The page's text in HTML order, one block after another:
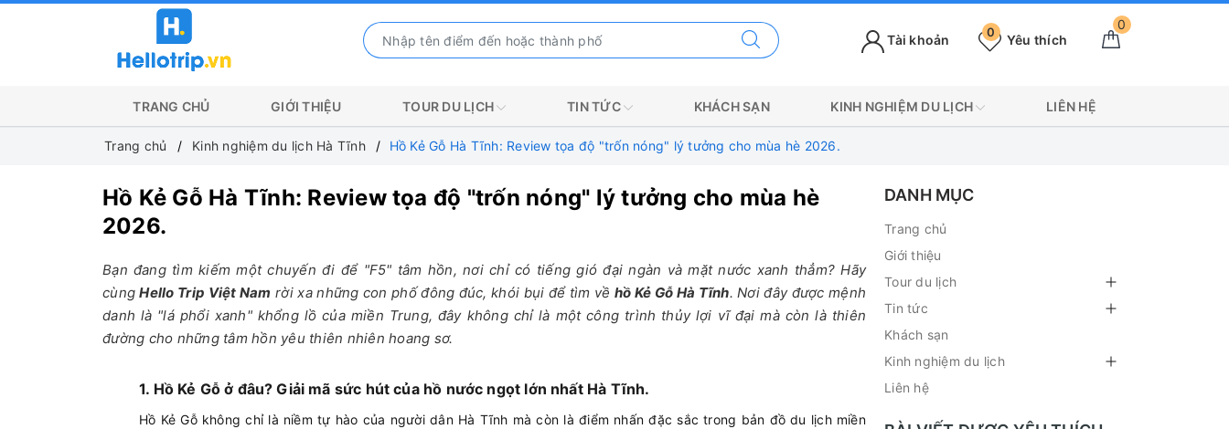
0
Yêu thích
0
Tài khoản
TRANG CHỦ GIỚI THIỆU TOUR DU LỊCH TIN TỨC KHÁCH SẠN KINH NGHIỆM DU LỊCH LIÊN HỆ
Trang chủ Kinh nghiệm du lịch Hà Tĩnh Hồ Kẻ Gỗ Hà Tĩnh: Review tọa độ "trốn nóng" lý tưởng cho mùa hè 2026.
Hồ Kẻ Gỗ Hà Tĩnh: Review tọa độ "trốn nóng" lý tưởng cho mùa hè
2026.
Bạn đang tìm kiếm một chuyến đi để "F5" tâm hồn, nơi chỉ có tiếng gió đại ngàn và mặt nước xanh thẳm? Hãy
cùngHello Trip Việt Nam rời xa những con phố đông đúc, khói bụi để tìm về hồ Kẻ Gỗ Hà Tĩnh. Nơi đây được mệnh
danh là "lá phổi xanh" khổng lồ của miền Trung, đây không chỉ là một công trình thủy lợi vĩ đại mà còn là thiên
đường cho những tâm hồn yêu thiên nhiên hoang sơ.
1. Hồ Kẻ Gỗ ở đâu? Giải mã sức hút của hồ nước ngọt lớn nhất Hà Tĩnh.
Hồ Kẻ Gỗ không chỉ là niềm tự hào của người dân Hà Tĩnh mà còn là điểm nhấn đặc sắc trong bản đồ du lịch miền
DANH MỤC
Trang chủ
Giới thiệu
Tour du lịch
Tin tức
Khách sạn
Kinh nghiệm du lịch
Liên hệ